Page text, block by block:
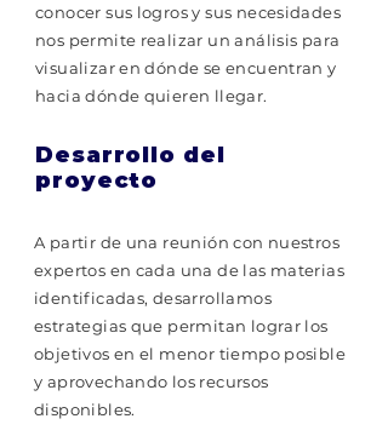
conocer sus logros y sus necesidades
nos permite realizar un análisis para
visualizar en dónde se encuentran y
hacia dónde quieren llegar.
Desarrollo del
proyecto
A partir de una reunión con nuestros
expertos en cada una de las materias
identificadas, desarrollamos
estrategias que permitan lograr los
objetivos en el menor tiempo posible
y aprovechando los recursos
disponibles.